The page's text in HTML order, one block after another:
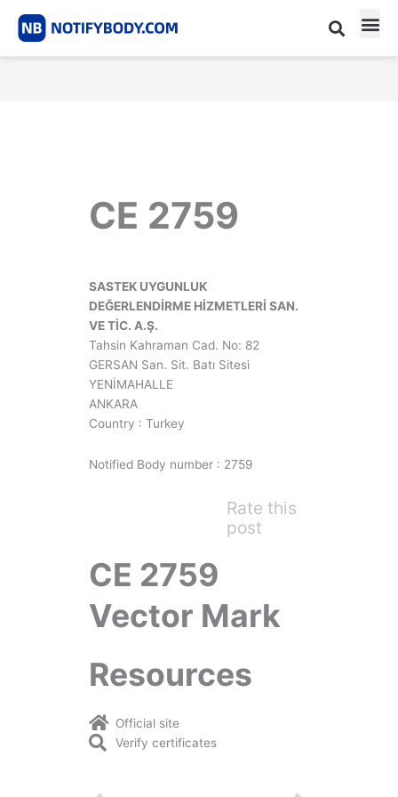
CE 2759
SASTEK UYGUNLUK
DEĞERLENDİRME HİZMETLERİ SAN.
VE TİC. A.Ş.
Tahsin Kahraman Cad. No: 82
GERSAN San. Sit. Batı Sitesi
YENİMAHALLE
ANKARA
Country : Turkey
Notified Body number : 2759
Rate this
post
CE 2759
Vector Mark
Resources
Official site
Verify certificates